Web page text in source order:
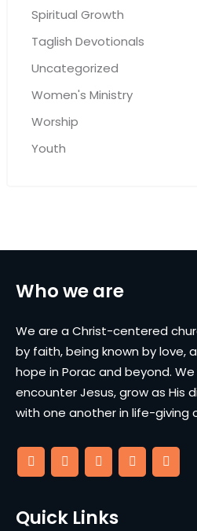
Spiritual Growth
Taglish Devotionals
Uncategorized
Women's Ministry
Worship
Youth
Who we are
We are a Christ-centered
by faith, being known by love,
hope in Porac and beyond.
encounter Jesus, grow as His
with one another in life-giving
Quick Links